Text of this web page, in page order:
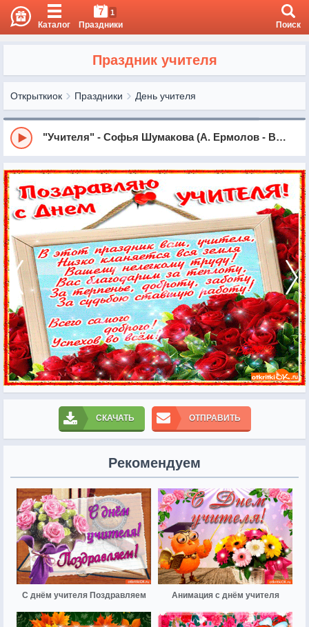
Каталог
7 1
Праздники Поиск
Праздник учителя
Открыткиок Праздники День учителя
"Учителя" - Софья Шумакова (А. Ермолов - В. Борисов), г. Курск, Гимназия № 44.
СКАЧАТЬ ОТПРАВИТЬ
Рекомендуем
С днём учителя Поздравляем Анимация с днём учителя